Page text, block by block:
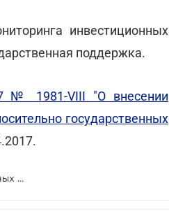
инвестиционных
поддержка.
№ 1981-VІІІ "О внесении
государственных
Усовершенствован механизм государственных инвестиционных проектов